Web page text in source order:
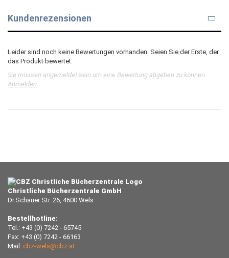
Kundenrezensionen
Leider sind noch keine Bewertungen vorhanden. Seien Sie der Erste, der
das Produkt bewertet.
Sie müssen angemeldet sein um eine Bewertung abgeben zu können.
Anmelden
Christliche Bücherzentrale GmbH
Dr.Schauer Str. 26, 4600 Wels
Bestellhotline:
Tel.: +43 (0) 7242 - 65745
Fax: +43 (0) 7242 - 66163
Mail: cbz-wels@cbz.at